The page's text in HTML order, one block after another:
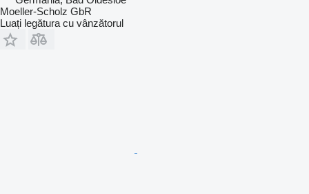
Moeller-Scholz GbR
Luați legătura cu vânzătorul